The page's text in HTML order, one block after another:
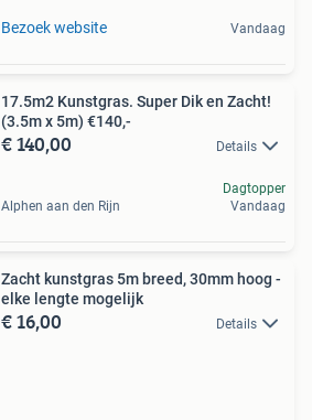
Bezoek website Vandaag
17.5m2 Kunstgras. Super Dik en Zacht!
(3.5m x 5m) €140,-
€ 140,00 Details
Alphen aan den Rijn
Dagtopper
Vandaag
Zacht kunstgras 5m breed, 30mm hoog -
elke lengte mogelijk
€ 16,00 Details